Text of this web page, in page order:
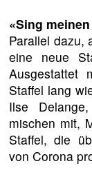
«Sing
Parallel dazu,
eine neue
Ausgestattet
Staffel lang
Ilse
mischen mit,
Staffel, die
von Corona